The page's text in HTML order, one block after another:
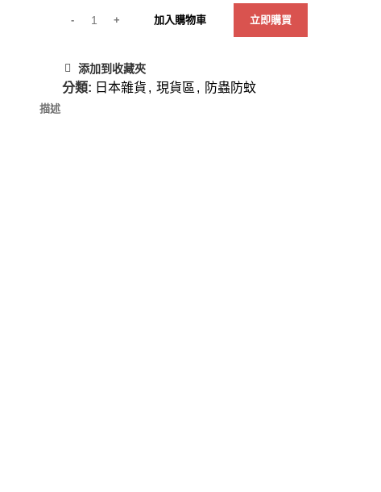
加入購物車 立即購買
添加到收藏夾
分類: 日本雜貨 , 現貨區 , 防蟲防蚊
描述